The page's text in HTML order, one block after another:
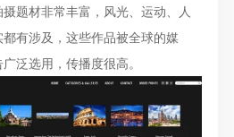
题材非常丰富，风光、运动、人
有涉及，这些作品被全球的媒
泛选用，传播度很高。